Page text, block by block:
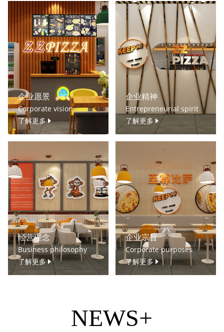
企业愿景
Corporate vision
了解更多
企业精神
Entrepreneurial spirit
了解更多
经营理念
Business philosophy
了解更多
企业宗旨
Corporate purposes
了解更多
NEWS+